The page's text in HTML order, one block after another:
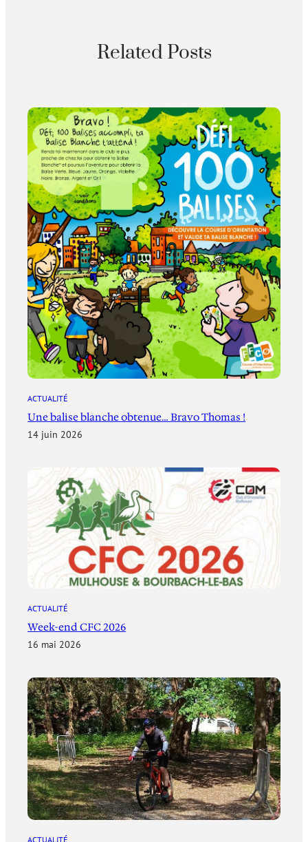
Related Posts
ACTUALITÉ
Une balise blanche obtenue… Bravo Thomas !
14 juin 2026
ACTUALITÉ
Week-end CFC 2026
16 mai 2026
ACTUALITÉ